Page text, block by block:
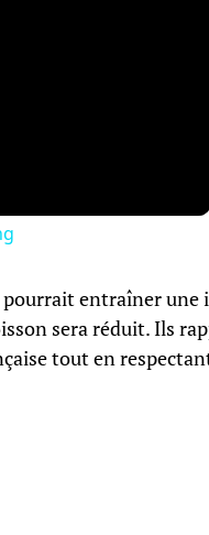
entraîner
sera réduit. Ils
tout en